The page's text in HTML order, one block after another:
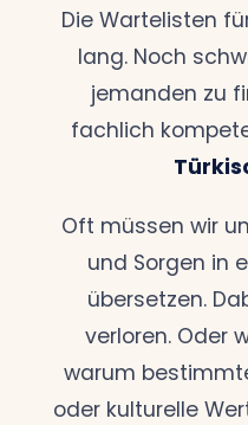
Die Wartelisten
lang. Noch
jemanden zu
fachlich
Oft müssen wir
und Sorgen in
übersetzen.
verloren. Oder
warum
oder kulturelle